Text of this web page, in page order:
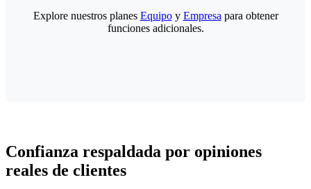
Explore nuestros planes Equipoy Empresa para obtener
funciones adicionales.
Confianza respaldada por opiniones
reales de clientes